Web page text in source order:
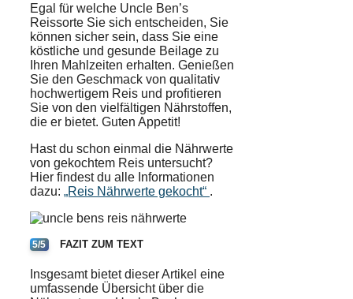
Egal für welche Uncle Ben’s
Reissorte Sie sich entscheiden, Sie
können sicher sein, dass Sie eine
köstliche und gesunde Beilage zu
Ihren Mahlzeiten erhalten. Genießen
Sie den Geschmack von qualitativ
hochwertigem Reis und profitieren
Sie von den vielfältigen Nährstoffen,
die er bietet. Guten Appetit!
Hast du schon einmal die Nährwerte
von gekochtem Reis untersucht?
Hier findest du alle Informationen
dazu: „Reis Nährwerte gekocht“ .
5/5 FAZIT ZUM TEXT
Insgesamt bietet dieser Artikel eine
umfassende Übersicht über die